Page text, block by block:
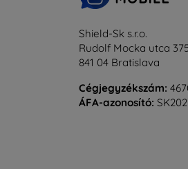
Shield-Sk s.r.o.
Rudolf Mocka utca
841 04 Bratislava
Cégjegyzékszám:
ÁFA-azonosító: